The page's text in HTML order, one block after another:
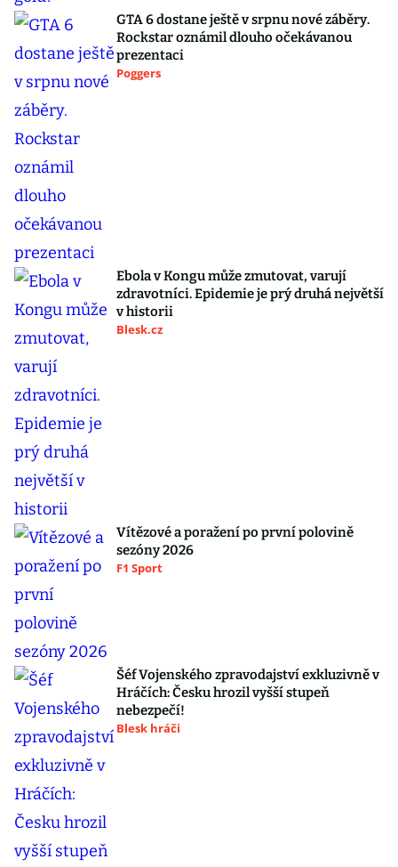
GTA 6 dostane ještě v srpnu nové záběry.
Rockstar oznámil dlouho očekávanou
prezentaci
Poggers
Ebola v Kongu může zmutovat, varují
zdravotníci. Epidemie je prý druhá největší
v historii
Blesk.cz
Vítězové a poražení po první polovině
sezóny 2026
F1 Sport
Šéf Vojenského zpravodajství exkluzivně v
Hráčích: Česku hrozil vyšší stupeň
nebezpečí!
Blesk hráči